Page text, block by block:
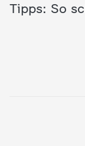
Tipps: So